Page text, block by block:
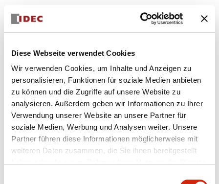
Diese Webseite verwendet Cookies
Wir verwenden Cookies, um Inhalte und Anzeigen zu
personalisieren, Funktionen für soziale Medien anbieten
zu können und die Zugriffe auf unsere Website zu
analysieren. Außerdem geben wir Informationen zu Ihrer
Verwendung unserer Website an unsere Partner für
soziale Medien, Werbung und Analysen weiter. Unsere
Partner führen diese Informationen möglicherweise mit
weiteren Daten zusammen, die Sie ihnen bereitgestellt
CAD-Dateien
FC5A MICRO Smart pentra Instruction Sheet (FC5
A-D12K1E\, FC5A-D12S1E)
17/11/2022
.PDF257.75KB
FC5A MICRO Smart pentra Instruction Sheet (FC5
A-D16RK1\, FC5A-D16RS1\, FC5A-D32K3\, FC5A-D